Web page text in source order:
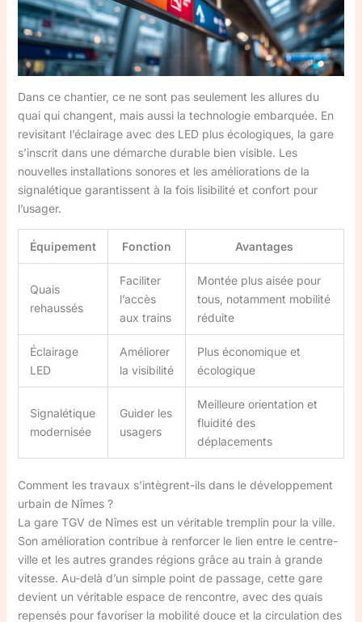
Dans ce chantier, ce ne sont pas seulement les allures du
quai qui changent, mais aussi la technologie embarquée. En
revisitant l’éclairage avec des LED plus écologiques, la gare
s’inscrit dans une démarche durable bien visible. Les
nouvelles installations sonores et les améliorations de la
signalétique garantissent à la fois lisibilité et confort pour
l’usager.
Équipement Fonction Avantages
Quais
rehaussés
Faciliter
l’accès
aux trains
Montée plus aisée pour
tous, notamment mobilité
réduite
Éclairage
LED
Améliorer
la visibilité
Plus économique et
écologique
Signalétique
modernisée
Guider les
usagers
Meilleure orientation et
fluidité des
déplacements
Comment les travaux s’intègrent-ils dans le développement
urbain de Nîmes ?
La gare TGV de Nîmes est un véritable tremplin pour la ville.
Son amélioration contribue à renforcer le lien entre le centre-
ville et les autres grandes régions grâce au train à grande
vitesse. Au-delà d’un simple point de passage, cette gare
devient un véritable espace de rencontre, avec des quais
repensés pour favoriser la mobilité douce et la circulation des